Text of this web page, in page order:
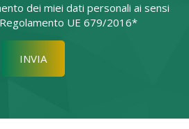
dei miei dati personali ai sensi
UE 679/2016*
Si prega di lasciare vuoto